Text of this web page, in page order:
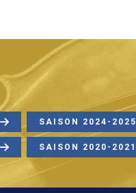
SAISON 2024-2025
SAISON 2020-2021